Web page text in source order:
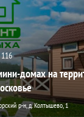
116
домах на
р-н, д. Колтышево, 1